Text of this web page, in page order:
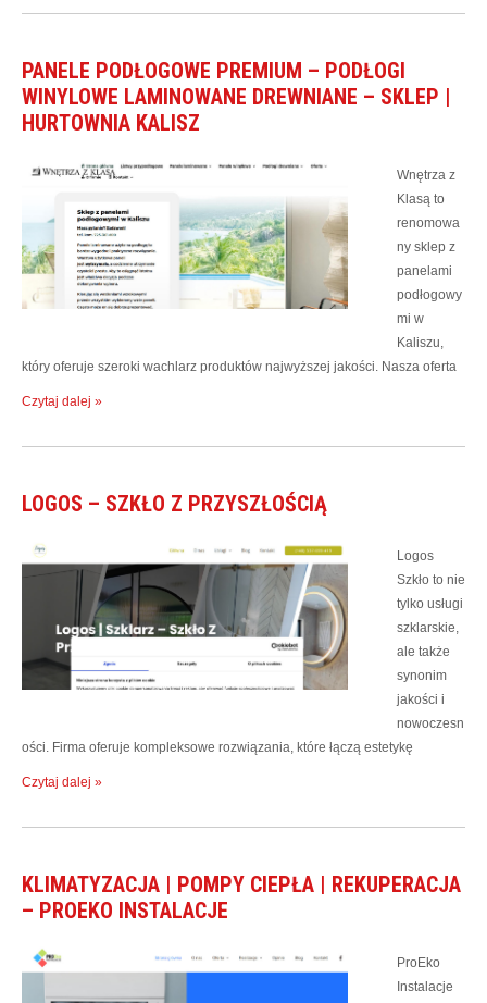
PANELE PODŁOGOWE PREMIUM – PODŁOGI
WINYLOWE LAMINOWANE DREWNIANE – SKLEP |
HURTOWNIA KALISZ
Wnętrza z
Klasą to
renomowa
ny sklep z
panelami
podłogowy
mi w
Kaliszu,
który oferuje szeroki wachlarz produktów najwyższej jakości. Nasza oferta
Czytaj dalej »
LOGOS – SZKŁO Z PRZYSZŁOŚCIĄ
Logos
Szkło to nie
tylko usługi
szklarskie,
ale także
synonim
jakości i
nowoczesn
ości. Firma oferuje kompleksowe rozwiązania, które łączą estetykę
Czytaj dalej »
KLIMATYZACJA | POMPY CIEPŁA | REKUPERACJA
– PROEKO INSTALACJE
ProEko
Instalacje